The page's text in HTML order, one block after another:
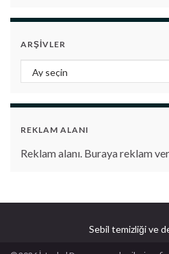
ARŞIVLER
Arşivler
REKLAM ALANI
Reklam alanı. Buraya reklam
Sebil temizliği ve